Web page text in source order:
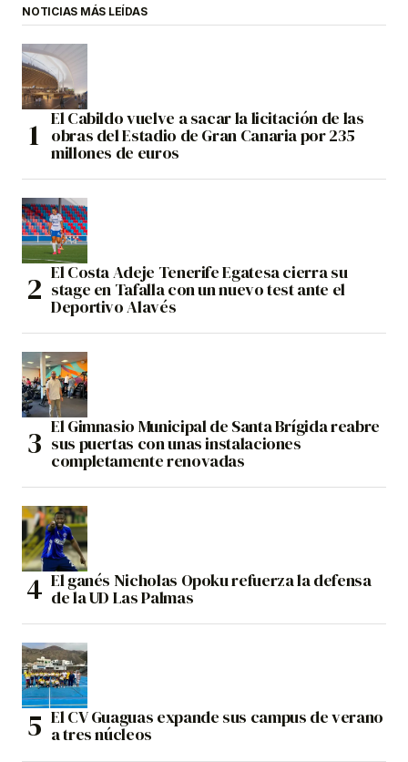
NOTICIAS MÁS LEÍDAS
El Cabildo vuelve a sacar la licitación de las
obras del Estadio de Gran Canaria por 235
millones de euros
El Costa Adeje Tenerife Egatesa cierra su
stage en Tafalla con un nuevo test ante el
Deportivo Alavés
El Gimnasio Municipal de Santa Brígida reabre
sus puertas con unas instalaciones
completamente renovadas
El ganés Nicholas Opoku refuerza la defensa
de la UD Las Palmas
El CV Guaguas expande sus campus de verano
a tres núcleos